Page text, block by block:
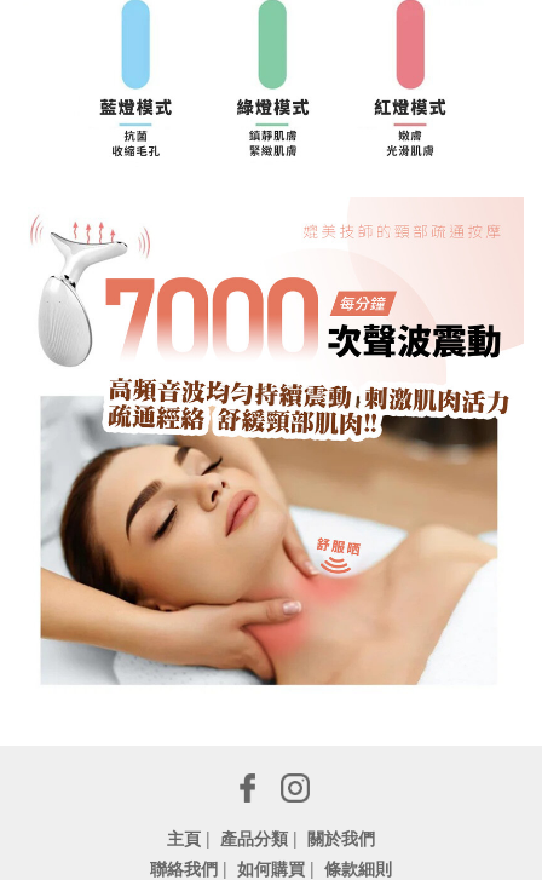
主頁 | 產品分類 | 關於我們
聯絡我們 | 如何購買 | 條款細則